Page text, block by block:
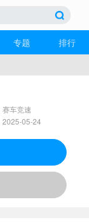
专题
排行
赛车竞速
2025-05-24